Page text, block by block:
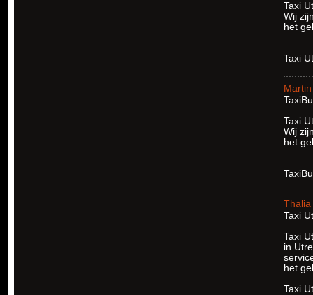
Taxi
Wij
het
Taxi
Martin
Taxi
Wij
het
Thalia
Taxi
Taxi
in
het
Taxi